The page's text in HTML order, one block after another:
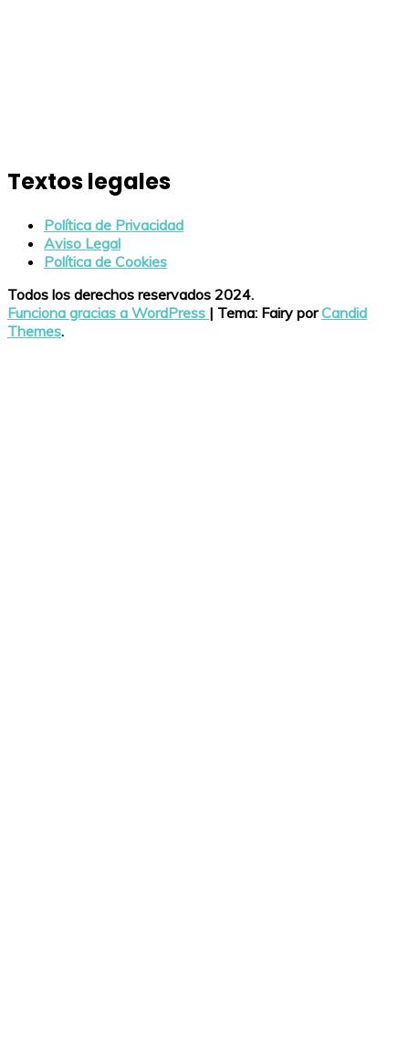
Textos legales
Política de Privacidad
Aviso Legal
Política de Cookies
Todos los derechos reservados 2024.
Funciona gracias a WordPress | Tema: Fairy porCandid
Themes.